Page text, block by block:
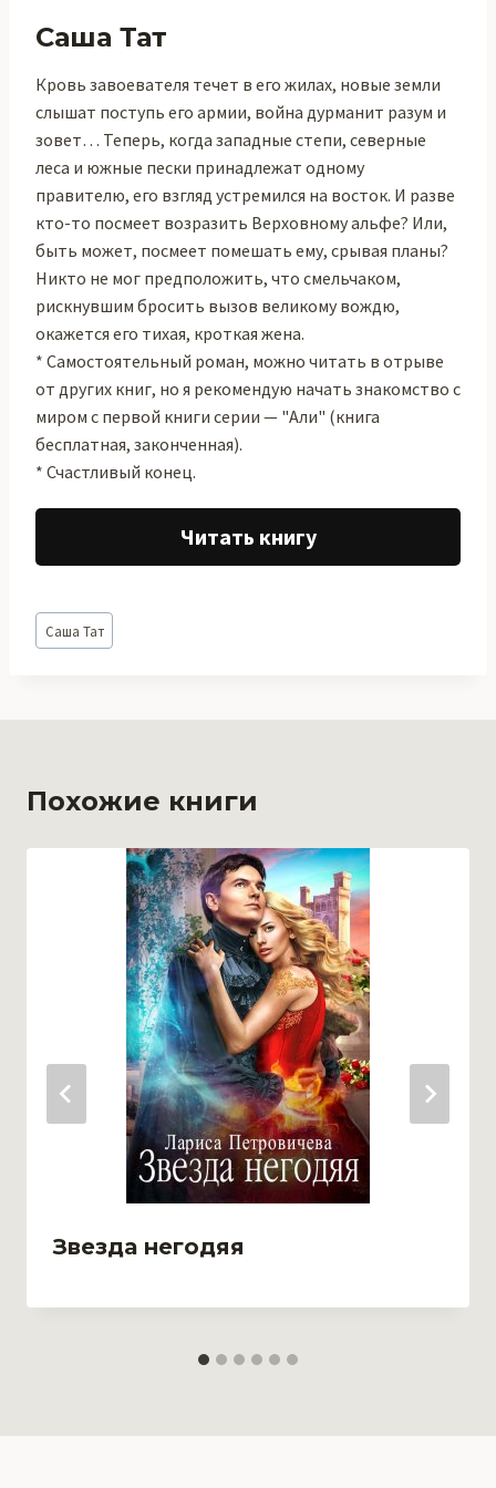
Саша Тат
Кровь завоевателя течет в его жилах, новые земли
слышат поступь его армии, война дурманит разум и
зовет… Теперь, когда западные степи, северные
леса и южные пески принадлежат одному
правителю, его взгляд устремился на восток. И разве
кто-то посмеет возразить Верховному альфе? Или,
быть может, посмеет помешать ему, срывая планы?
Никто не мог предположить, что смельчаком,
рискнувшим бросить вызов великому вождю,
окажется его тихая, кроткая жена.
* Самостоятельный роман, можно читать в отрыве
от других книг, но я рекомендую начать знакомство с
миром с первой книги серии — "Али" (книга
бесплатная, законченная).
* Счастливый конец.
Читать книгу
Метки
записи:
Саша Тат
Похожие книги
Звезда негодяя